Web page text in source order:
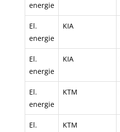
energie
El.
energie
KIA
El.
energie
KIA
El.
energie
KTM
El.
KTM